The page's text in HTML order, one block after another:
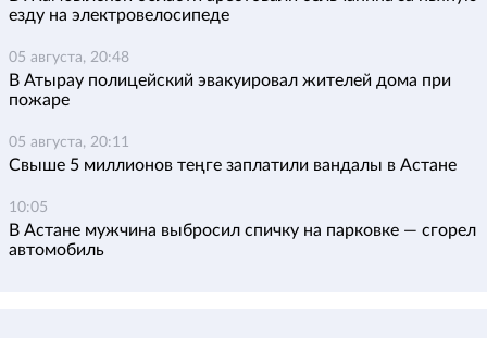
езду на электровелосипеде
05 августа, 20:48
В Атырау полицейский эвакуировал жителей дома при
пожаре
05 августа, 20:11
Свыше 5 миллионов теңге заплатили вандалы в Астане
10:05
В Астане мужчина выбросил спичку на парковке — сгорел
автомобиль